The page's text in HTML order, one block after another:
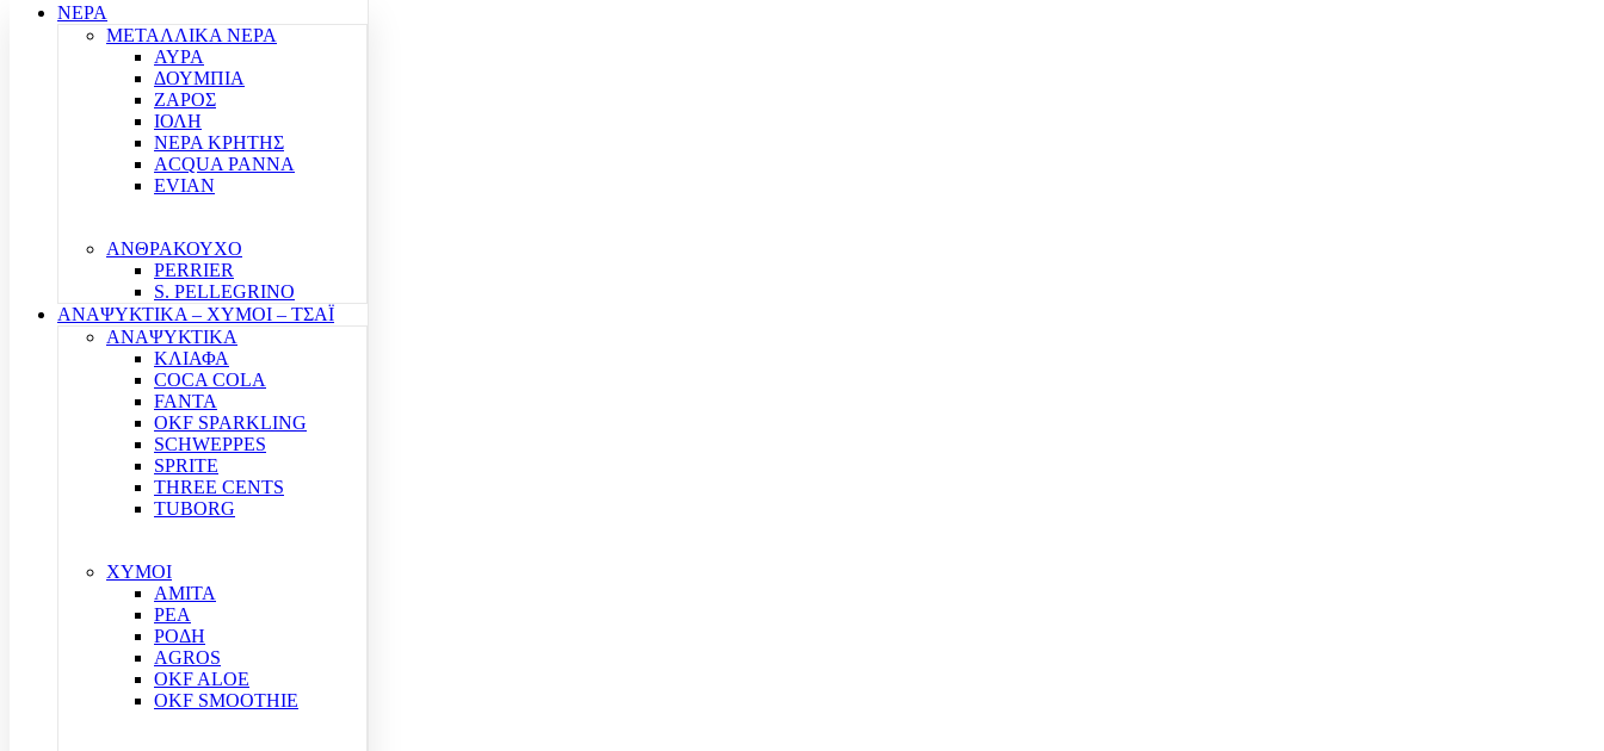
ΝΕΡΑ
ΜΕΤΑΛΛΙΚΑ ΝΕΡΑ
ΑΥΡΑ
ΔΟΥΜΠΙΑ
ΖΑΡΟΣ
ΙΟΛΗ
ΝΕΡΑ ΚΡΗΤΗΣ
ACQUA PANNA
EVIAN
ΑΝΘΡΑΚΟΥΧΟ
PERRIER
S. PELLEGRINO
ΑΝΑΨΥΚΤΙΚΑ – ΧΥΜΟΙ – ΤΣΑΪ
ΑΝΑΨΥΚΤΙΚΑ
ΚΛΙΑΦΑ
COCA COLA
FANTA
OKF SPARKLING
SCHWEPPES
SPRITE
THREE CENTS
TUBORG
ΧΥΜΟΙ
ΑΜΙΤΑ
ΡΕΑ
ΡΟΔΗ
AGROS
OKF ALOE
OKF SMOOTHIE